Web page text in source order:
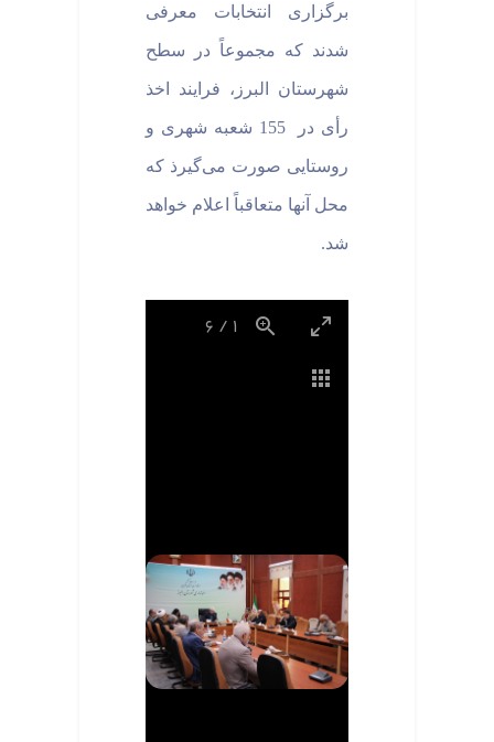
برگزاری انتخابات معرفی
شدند که مجموعاً در سطح
شهرستان البرز، فرایند اخذ
رأی در 155 شعبه شهری و
روستایی صورت می‌گیرذ که
محل آنها متعاقباً اعلام خواهد
شد.
1
/
6